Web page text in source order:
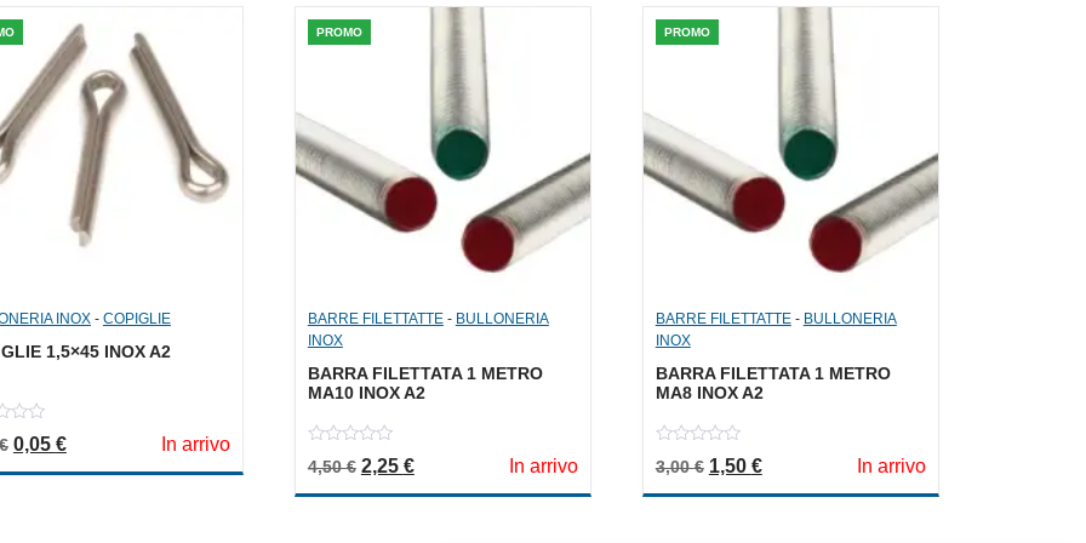
INOX- COPIGLIE
1,5×45 INOX A2
Il prezzo originale era: 0,10 €.
0,05 €Il prezzo attuale è: 0,05 €.
In arrivo
PROMO
BARRE FILETTATTE- BULLONERIA
INOX
BARRA FILETTATA 1 METRO
MA10 INOX A2
out
4,50€ Il prezzo originale era: 4,50 €.
2,25 €Il prezzo attuale è: 2,25 €.
In arrivo
PROMO
BARRE FILETTATTE- BULLONERIA
INOX
BARRA FILETTATA 1 METRO
MA8 INOX A2
out
3,00€ Il prezzo originale era: 3,00 €.
1,50 €Il prezzo attuale è: 1,50 €.
In arrivo